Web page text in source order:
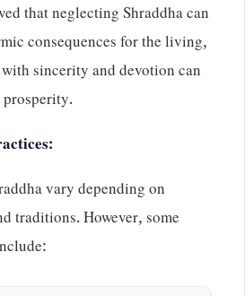
that neglecting Shraddha can
consequences for the living,
sincerity and devotion can
vary depending on
traditions. However, some